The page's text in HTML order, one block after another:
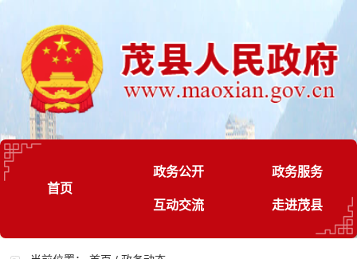
首页
政务公开 政务服务
互动交流 走进茂县